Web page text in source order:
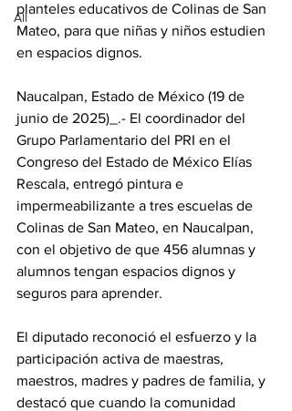
All
planteles educativos de Colinas de San
Mateo, para que niñas y niños estudien
en espacios dignos.
Naucalpan, Estado de México (19 de
junio de 2025)_.- El coordinador del
Grupo Parlamentario del PRI en el
Congreso del Estado de México Elías
Rescala, entregó pintura e
impermeabilizante a tres escuelas de
Colinas de San Mateo, en Naucalpan,
con el objetivo de que 456 alumnas y
alumnos tengan espacios dignos y
seguros para aprender.
El diputado reconoció el esfuerzo y la
participación activa de maestras,
maestros, madres y padres de familia, y
destacó que cuando la comunidad